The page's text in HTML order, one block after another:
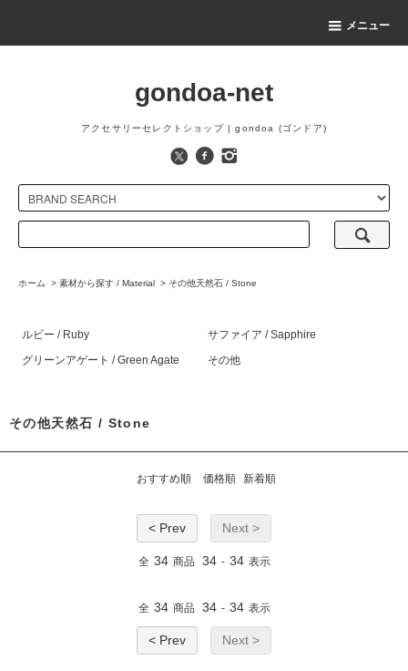
メニュー
gondoa-net
アクセサリーセレクトショップ | gondoa (ゴンドア)
ホーム > 素材から探す / Material > その他天然石 / Stone
ルビー / Ruby
サファイア / Sapphire
グリーンアゲート / Green Agate
その他
その他天然石 / Stone
おすすめ順 価格順 新着順
< Prev Next >
全 34 商品 34 - 34 表示
全 34 商品 34 - 34 表示
< Prev Next >